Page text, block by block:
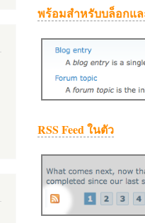
พร้อมสำหรับบล็อกแล
RSS Feed ในตัว